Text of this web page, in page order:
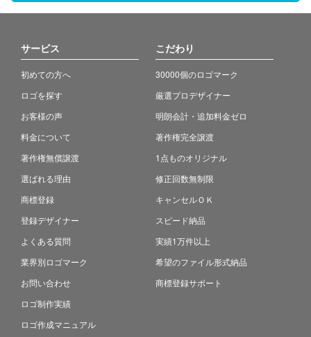
サービス
初めての方へ
ロゴを探す
お客様の声
料金について
著作権無償譲渡
選ばれる理由
商標登録
登録デザイナー
よくある質問
業界別ロゴマーク
お問い合わせ
ロゴ制作実績
ロゴ作成マニュアル
こだわり
30000個のロゴマーク
厳選プロデザイナー
明朗会計・追加料金ゼロ
著作権完全譲渡
1点ものオリジナル
修正回数無制限
キャンセルＯＫ
スピード納品
実績1万件以上
希望のファイル形式納品
商標登録サポート